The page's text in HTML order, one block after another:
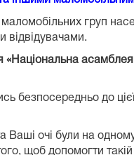
груп
відвідувачами.
«Національна
безпосередньо до
очі були на
щоб допомогти